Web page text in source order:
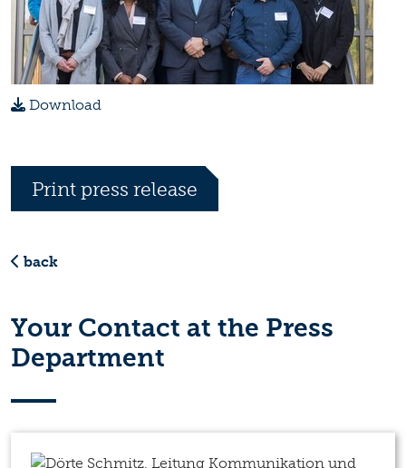
Download
Print press release
back
Your Contact at the Press
Department